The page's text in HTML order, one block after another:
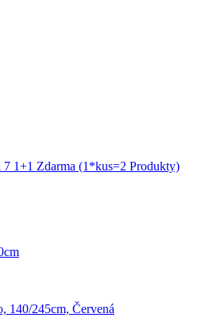
1+1 Zdarma (1*kus=2 Produkty)
140/245cm, Červená